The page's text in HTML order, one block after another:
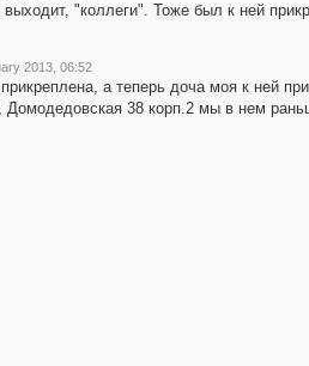
"коллеги". Тоже был к ней
2013, 06:52
а теперь доча моя к ней
Домодедовская 38 корп.2 мы в нем